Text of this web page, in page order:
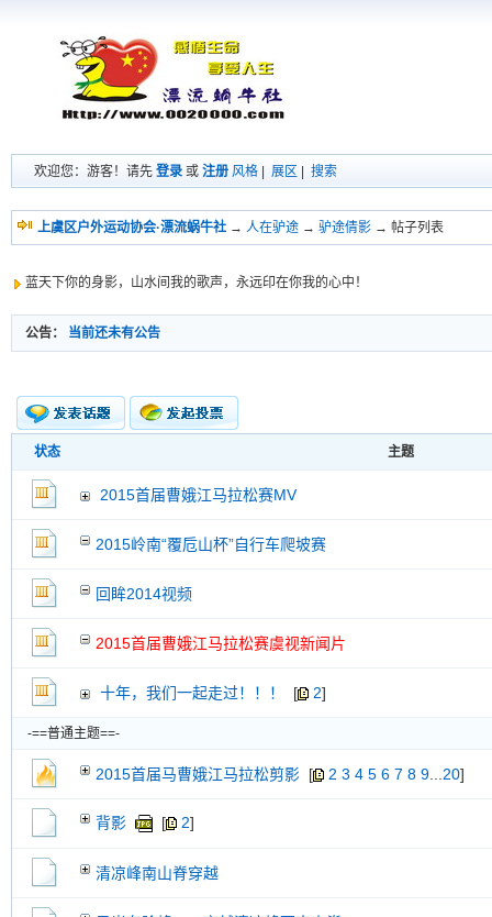
欢迎您：游客！请先 登录 或 注册 风格 展区 搜索
上虞区户外运动协会·漂流蜗牛社 → 人在驴途 → 驴途倩影 → 帖子列表
蓝天下你的身影，山水间我的歌声，永远印在你我的心中！
公告： 当前还未有公告
新的主题
交易帖
状态 主题
2015首届曹娥江马拉松赛MV
2015岭南“覆卮山杯”自行车爬坡赛
回眸2014视频
2015首届曹娥江马拉松赛虞视新闻片
十年，我们一起走过！！！ [ 2]
-==普通主题==-
2015首届马曹娥江马拉松剪影 [ 2 3 4 5 6 7 8 9 20]
背影 [ 2]
清凉峰南山脊穿越